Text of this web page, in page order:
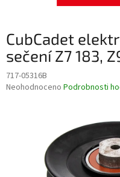
CubCadet
sečení Z7 183,
717-05316B
Průměrné
Neohodnoceno Podrobnosti